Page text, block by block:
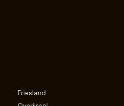
Friesland